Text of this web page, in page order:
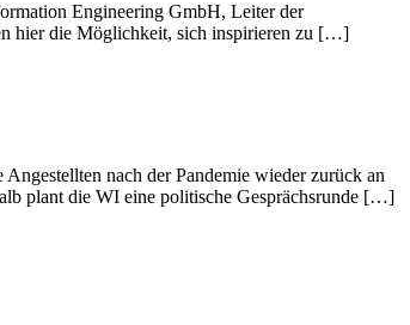
Engineering GmbH, Leiter der
hier die Möglichkeit, sich inspirieren zu […]
nach der Pandemie wieder zurück an
plant die WI eine politische Gesprächsrunde […]